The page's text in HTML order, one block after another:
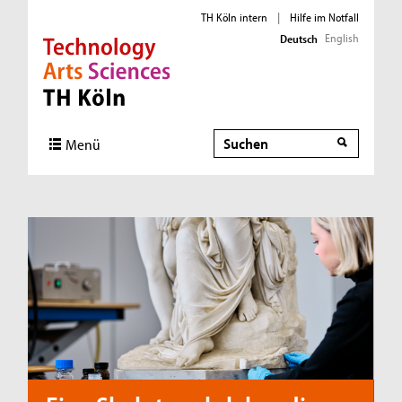
Direkt zur Hauptnavigation
Direkt zum Inhalt
Direkt zum Fußbereich
TH Köln intern |
Hilfe im Notfall
Deutsch English
Menü Suche